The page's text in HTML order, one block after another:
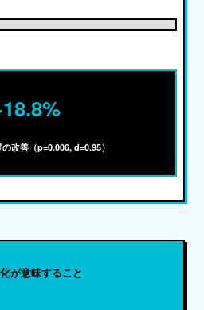
改善（p=0.006, d=0.95）
が意味すること